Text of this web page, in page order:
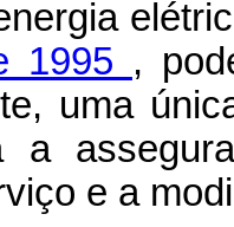
1995 ,
uma
a
e a